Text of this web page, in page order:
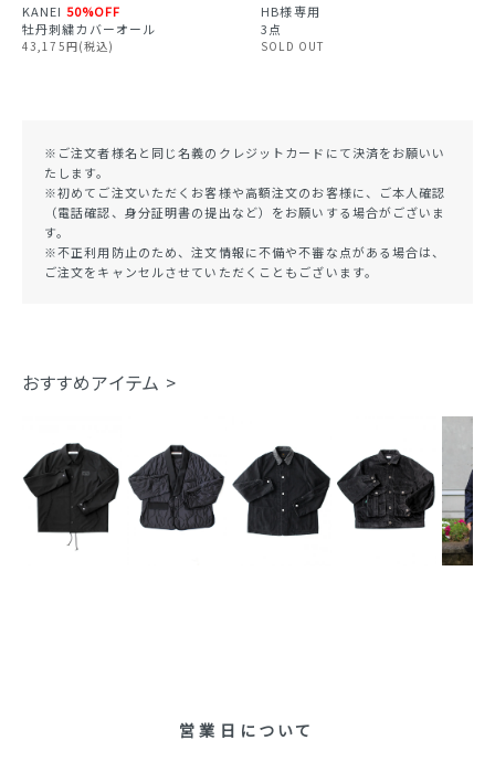
KANEI 50%OFF
牡丹刺繍カバーオール
43,175円(税込)
HB様専用
3点
SOLD OUT
※ご注文者様名と同じ名義のクレジットカードにて決済をお願いい
たします。
※初めてご注文いただくお客様や高額注文のお客様に、ご本人確認
（電話確認、身分証明書の提出など）をお願いする場合がございま
す。
※不正利用防止のため、注文情報に不備や不審な点がある場合は、
ご注文をキャンセルさせていただくこともございます。
おすすめアイテム >
営業日について